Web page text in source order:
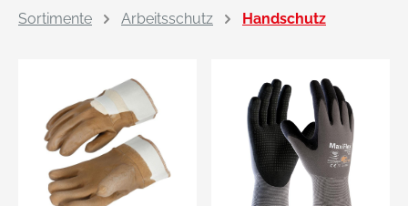
Sortimente Arbeitsschutz Handschutz